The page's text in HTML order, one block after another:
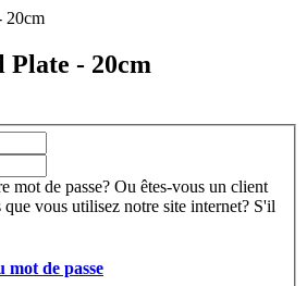
Plate - 20cm
mot de passe? Ou êtes-vous un client
vous utilisez notre site internet? S'il
mot de passe